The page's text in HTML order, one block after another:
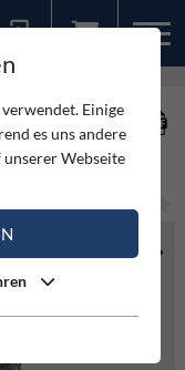
-
Einige
es uns andere
Webseite